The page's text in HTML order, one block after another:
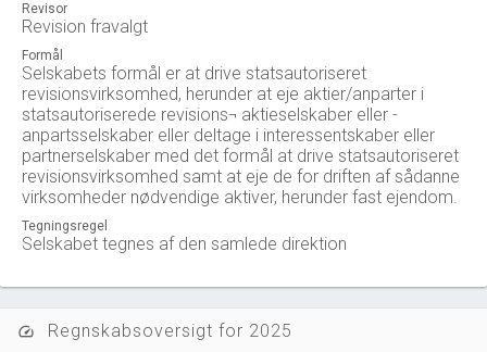
Revisor
Revision fravalgt
Formål
Selskabets formål er at drive statsautoriseret
revisionsvirksomhed, herunder at eje aktier/anparter i
statsautoriserede revisions¬ aktieselskaber eller -
anpartsselskaber eller deltage i interessentskaber eller
partnerselskaber med det formål at drive statsautoriseret
revisionsvirksomhed samt at eje de for driften af sådanne
virksomheder nødvendige aktiver, herunder fast ejendom.
Tegningsregel
Selskabet tegnes af den samlede direktion
speed Regnskabsoversigt for 2025